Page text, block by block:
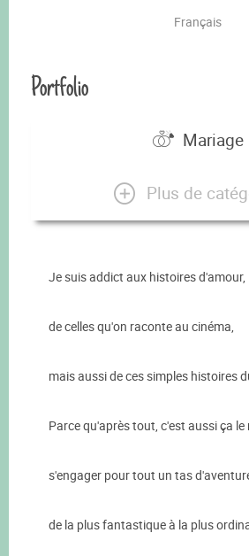
Français
Portfolio
Mariage
Plus de
Je suis addict aux histoires d'amour,
de celles qu'on raconte au cinéma,
mais aussi de ces simples histoires
Parce qu'après tout, c'est aussi ça le
s'engager pour tout un tas
de la plus fantastique à la plus